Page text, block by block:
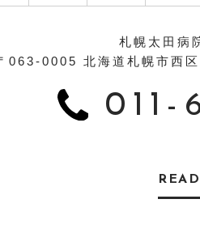
札幌太田病
063-0005 北海道札幌市西
011-